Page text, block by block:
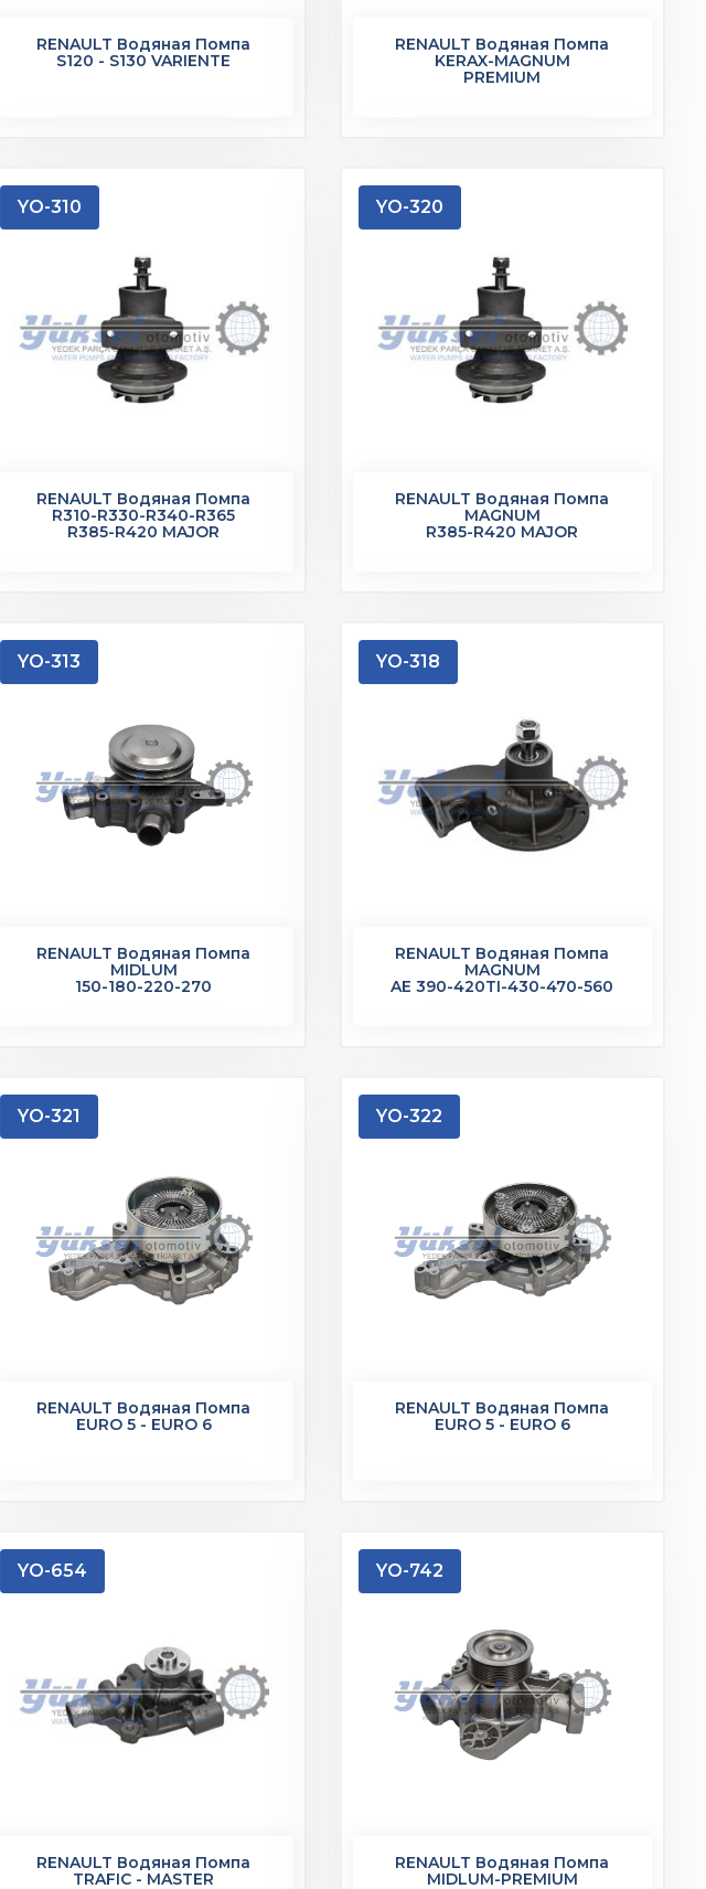
RENAULT Водяная Помпа
S120 - S130 VARIENTE
RENAULT Водяная Помпа
KERAX-MAGNUM
PREMIUM
RENAULT Водяная Помпа
R310-R330-R340-R365
R385-R420 MAJOR
YO-310
RENAULT Водяная Помпа
MAGNUM
R385-R420 MAJOR
YO-320
RENAULT Водяная Помпа
MIDLUM
150-180-220-270
YO-313
RENAULT Водяная Помпа
MAGNUM
AE 390-420TI-430-470-560
YO-318
RENAULT Водяная Помпа
EURO 5 - EURO 6
YO-321
RENAULT Водяная Помпа
EURO 5 - EURO 6
YO-322
RENAULT Водяная Помпа
TRAFIC - MASTER
YO-654
RENAULT Водяная Помпа
MIDLUM-PREMIUM
YO-742